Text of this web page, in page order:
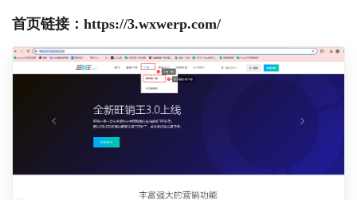
首页链接：https://3.wxwerp.com/